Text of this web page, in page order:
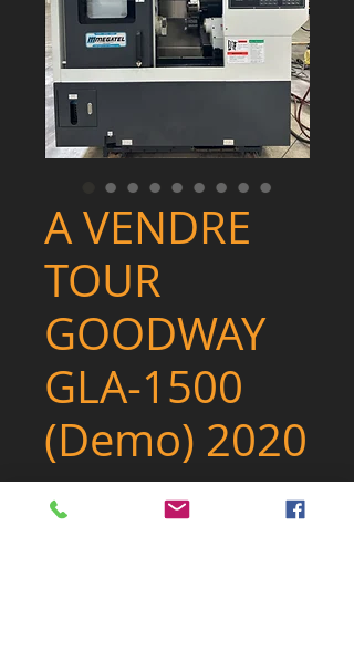
A VENDRE
TOUR
GOODWAY
GLA-1500
(Demo) 2020